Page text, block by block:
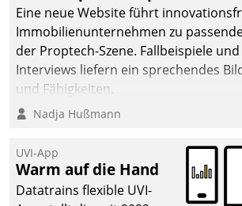
Eine neue Website führt
Immobilienunternehmen zu
der Proptech-Szene. Fallbeispiele
Interviews liefern ein sprechendes
und Fähigkeiten.
Nadja Hußmann
UVI-App
Warm auf die Hand
Datatrains flexible UVI-